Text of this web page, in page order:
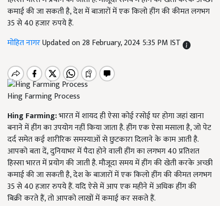
कमाई की जा सकती है, देश में बाजारों में एक किलो हींग की कीमत लगभग
35 से 40 हजार रुपये हैं.
मोहित नागरUpdated on 28 February, 2024 5:35 PM IST
Hing Farming Process
Hing Farming:भारत में शायद ही ऐसा कोई रसोई घर होगा जहां खाना
बनाने में हींग का उपयोग नहीं किया जाता है. हींग एक ऐसा मसाला है, जो पेट
दर्द समेत कई शारीरिक समस्याओं से छुटकारा दिलाने के काम आती है.
आपको बता दें, दुनियाभर में पैदा होने वाली हींग का लगभग 40 प्रतिशत
हिस्सा भारत में प्रयोग की जाती है. मौजूदा समय में हींग की खेती करके अच्छी
कमाई की जा सकती है, देश के बाजारों में एक किलो हींग की कीमत लगभग
35 से 40 हजार रुपये हैं. यदि ऐसे में आप एक महीने में अधिक हींग की
बिक्री करते हैं, तो आपको लाखों में कमाई कर सकते हैं.